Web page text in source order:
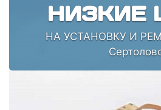
НИЗКИЕ
НА УСТАНОВКУ И